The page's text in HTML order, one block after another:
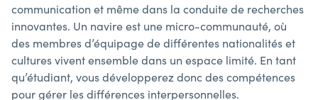
communication et même dans la conduite de recherches
innovantes. Un navire est une micro-communauté, où
des membres d’équipage de différentes nationalités et
cultures vivent ensemble dans un espace limité. En tant
qu’étudiant, vous développerez donc des compétences
pour gérer les différences interpersonnelles.